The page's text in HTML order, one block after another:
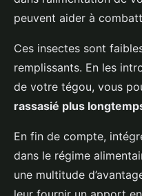
peuvent aider à
Ces insectes sont
remplissants. En les
de votre tégou, vous
rassasié plus
En fin de compte,
dans le régime
une multitude